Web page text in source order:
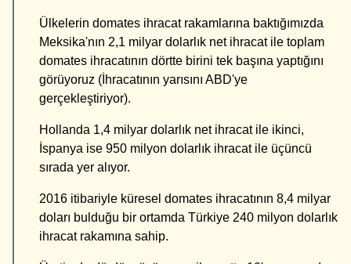
Ülkelerin domates ihracat rakamlarına baktığımızda
Meksika'nın 2,1 milyar dolarlık net ihracat ile toplam
domates ihracatının dörtte birini tek başına yaptığını
görüyoruz (İhracatının yarısını ABD'ye
gerçekleştiriyor).
Hollanda 1,4 milyar dolarlık net ihracat ile ikinci,
İspanya ise 950 milyon dolarlık ihracat ile üçüncü
sırada yer alıyor.
2016 itibariyle küresel domates ihracatının 8,4 milyar
doları bulduğu bir ortamda Türkiye 240 milyon dolarlık
ihracat rakamına sahip.